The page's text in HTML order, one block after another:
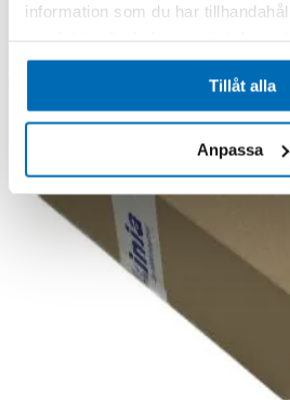
information som du har
Tillåt alla
Anpassa